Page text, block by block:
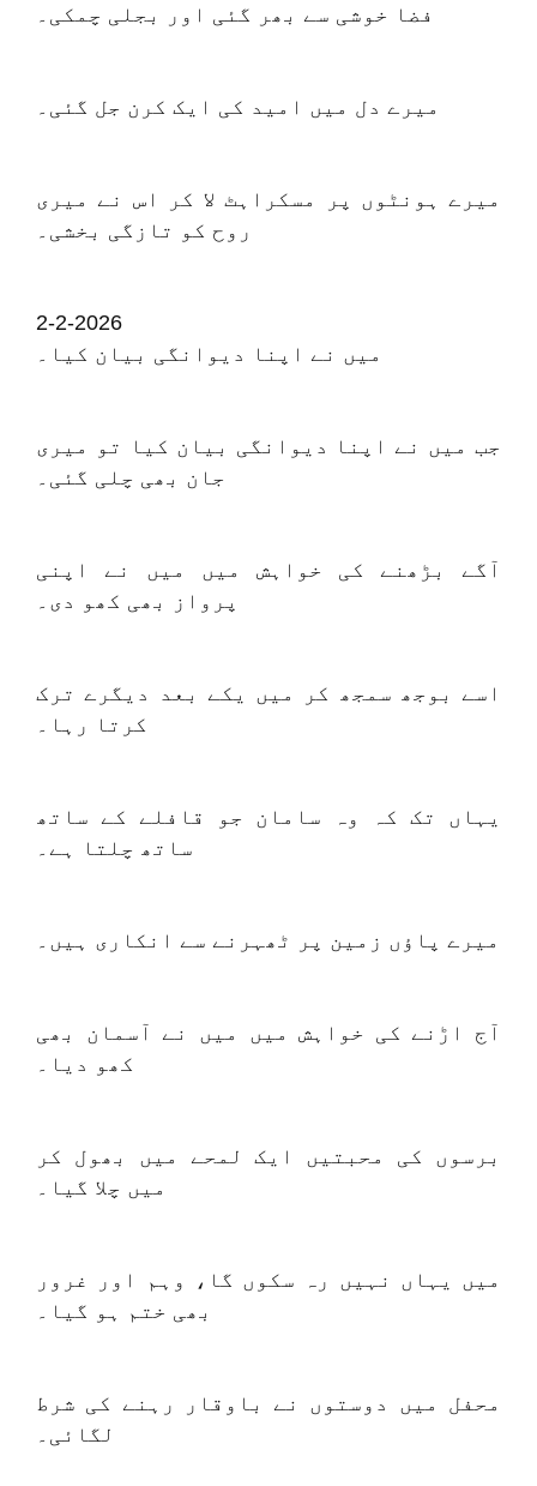
فضا خوشی سے بھر گئی اور بجلی چمکی۔
میرے دل میں امید کی ایک کرن جل گئی۔
میرے ہونٹوں پر مسکراہٹ لا کر اس نے میری
روح کو تازگی بخشی۔
2-2-2026
میں نے اپنا دیوانگی بیان کیا۔
جب میں نے اپنا دیوانگی بیان کیا تو میری
جان بھی چلی گئی۔
آگے بڑھنے کی خواہش میں میں نے اپنی
پرواز بھی کھو دی۔
اسے بوجھ سمجھ کر میں یکے بعد دیگرے ترک
کرتا رہا۔
یہاں تک کہ وہ سامان جو قافلے کے ساتھ
ساتھ چلتا ہے۔
میرے پاؤں زمین پر ٹھہرنے سے انکاری ہیں۔
آج اڑنے کی خواہش میں میں نے آسمان بھی
کھو دیا۔
برسوں کی محبتیں ایک لمحے میں بھول کر
میں چلا گیا۔
میں یہاں نہیں رہ سکوں گا، وہم اور غرور
بھی ختم ہو گیا۔
محفل میں دوستوں نے باوقار رہنے کی شرط
لگائی۔